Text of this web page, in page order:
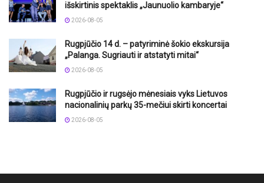
išskirtinis spektaklis „Jaunuolio kambaryje“
2026-08-05
Rugpjūčio 14 d. – patyriminė šokio ekskursija
„Palanga. Sugriauti ir atstatyti mitai“
2026-08-05
Rugpjūčio ir rugsėjo mėnesiais vyks Lietuvos
nacionalinių parkų 35-mečiui skirti koncertai
2026-08-05